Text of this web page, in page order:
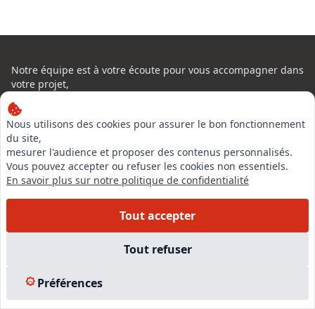
Nous utilisons des cookies pour assurer le bon fonctionnement
du site,
mesurer l'audience et proposer des contenus personnalisés.
Vous pouvez accepter ou refuser les cookies non essentiels.
En savoir plus sur notre politique de confidentialité
Tout accepter
Tout refuser
Préférences
Notre équipe est à votre écoute pour vous accompagner dans
votre projet,
entreprise
La certification de qualité à été délivrée au titre de la